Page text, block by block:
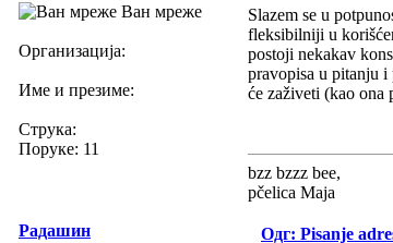
Ван мреже
Организација:
Име и презиме:
Струка:
Поруке: 11
Slazem se u
fleksibilniji u
postoji nekakav
pravopisa u pitanju
će zaživeti (kao ona
bzz bzzz bee,
pčelica Maja
Радашин
Одг: Pisanje